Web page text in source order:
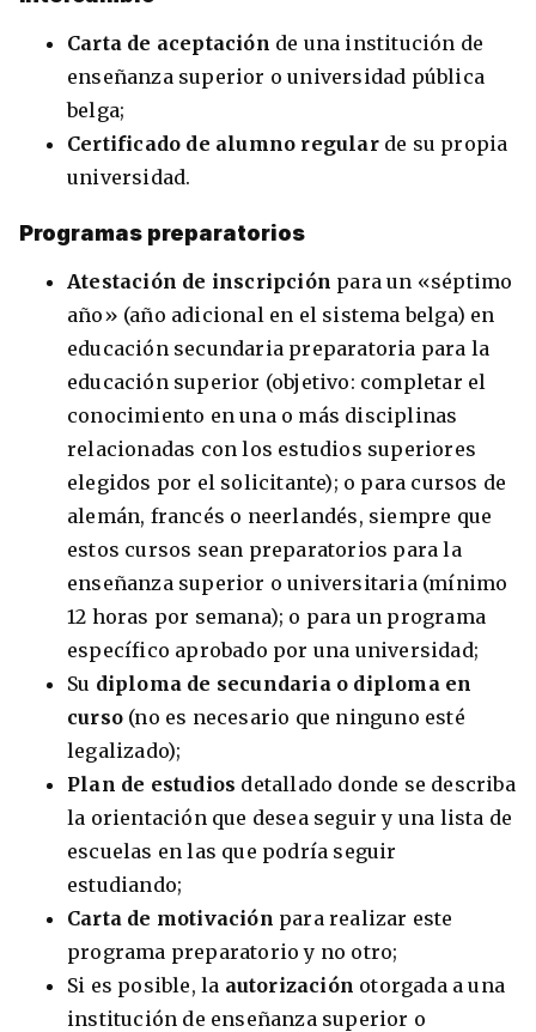
Carta de aceptación de una institución de
enseñanza superior o universidad pública
belga;
Certificado de alumno regularde su propia
universidad.
Programas preparatorios
Atestación de inscripción para un «séptimo
año» (año adicional en el sistema belga) en
educación secundaria preparatoria para la
educación superior (objetivo: completar el
conocimiento en una o más disciplinas
relacionadas con los estudios superiores
elegidos por el solicitante); o para cursos de
alemán, francés o neerlandés, siempre que
estos cursos sean preparatorios para la
enseñanza superior o universitaria (mínimo
12 horas por semana); o para un programa
específico aprobado por una universidad;
Su diploma de secundaria o diploma en
curso (no es necesario que ninguno esté
legalizado);
Plan de estudios detallado donde se describa
la orientación que desea seguir y una lista de
escuelas en las que podría seguir
estudiando;
Carta de motivación para realizar este
programa preparatorio y no otro;
Si es posible, la autorización otorgada a una
institución de enseñanza superior o